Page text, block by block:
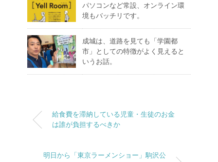
パソコンなど常設、オンライン環
境もバッチリです。
成城は、道路を見ても「学園都
市」としての特徴がよく見えると
いうお話。
給食費を滞納している児童・生徒のお金
は誰が負担するべきか
明日から「東京ラーメンショー」駒沢公